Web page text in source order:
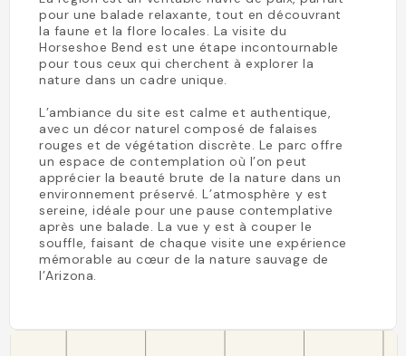
pour une balade relaxante, tout en découvrant
la faune et la flore locales. La visite du
Horseshoe Bend est une étape incontournable
pour tous ceux qui cherchent à explorer la
nature dans un cadre unique.
L’ambiance du site est calme et authentique,
avec un décor naturel composé de falaises
rouges et de végétation discrète. Le parc offre
un espace de contemplation où l’on peut
apprécier la beauté brute de la nature dans un
environnement préservé. L’atmosphère y est
sereine, idéale pour une pause contemplative
après une balade. La vue y est à couper le
souffle, faisant de chaque visite une expérience
mémorable au cœur de la nature sauvage de
l’Arizona.